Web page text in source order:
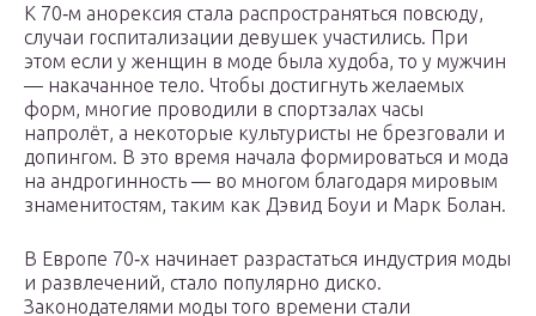
К 70‑м анорексия стала распространяться повсюду,
случаи госпитализации девушек участились. При
этом если у женщин в моде была худоба, то у мужчин
— накачанное тело. Чтобы достигнуть желаемых
форм, многие проводили в спортзалах часы
напролёт, а некоторые культуристы не брезговали и
допингом. В это время начала формироваться и мода
на андрогинность — во многом благодаря мировым
знаменитостям, таким как Дэвид Боуи и Марк Болан.
В Европе 70‑х начинает разрастаться индустрия моды
и развлечений, стало популярно диско.
Законодателями моды того времени стали